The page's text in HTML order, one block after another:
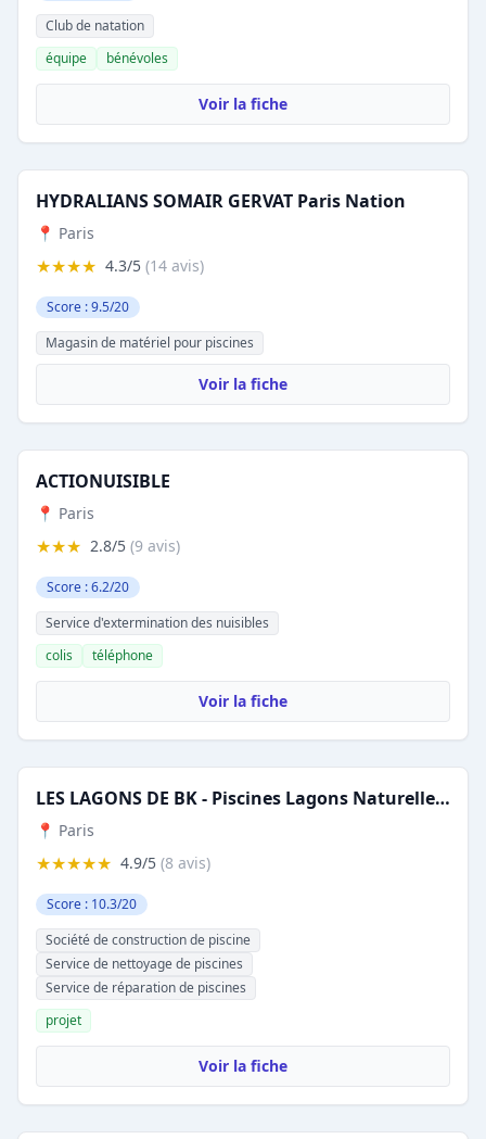
Club de natation
équipe
bénévoles
Voir la fiche
HYDRALIANS SOMAIR GERVAT Paris Nation
📍 Paris
★★★★ 4.3/5 (14 avis)
Score : 9.5/20
Magasin de matériel pour piscines
Voir la fiche
ACTIONUISIBLE
📍 Paris
★★★ 2.8/5 (9 avis)
Score : 6.2/20
Service d'extermination des nuisibles
colis
téléphone
Voir la fiche
LES LAGONS DE BK - Piscines Lagons Naturelles - Île-de-France | Piscine d'exception (BK CONSTRUCTION - BKCF)
📍 Paris
★★★★★ 4.9/5 (8 avis)
Score : 10.3/20
Société de construction de piscine
Service de nettoyage de piscines
Service de réparation de piscines
projet
Voir la fiche